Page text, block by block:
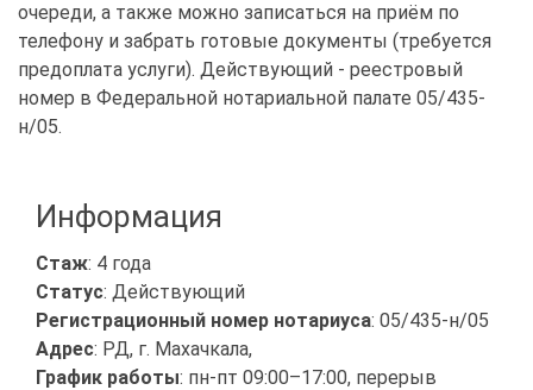
очереди, а также можно записаться на приём по
телефону и забрать готовые документы (требуется
предоплата услуги). Действующий - реестровый
номер в Федеральной нотариальной палате 05/435-
н/05.
Информация
Стаж: 4 года
Статус: Действующий
Регистрационный номер нотариуса: 05/435-н/05
Адрес: РД, г. Махачкала,
График работы: пн-пт 09:00–17:00, перерыв